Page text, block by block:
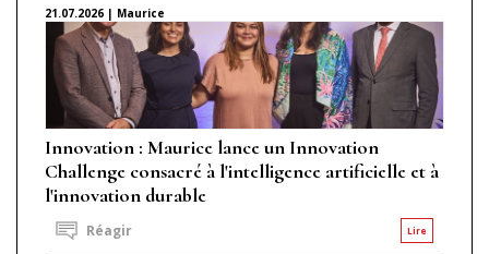
21.07.2026 | Maurice
Innovation : Maurice lance un Innovation
Challenge consacré à l'intelligence artificielle et à
l'innovation durable
Lire
Réagir